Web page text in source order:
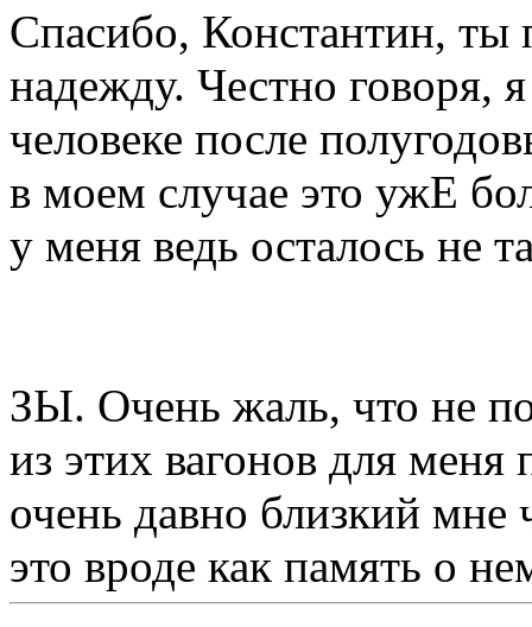
Спасибо, Константин, ты
надежду. Честно говоря,
человеке после
в моем случае это ужЕ
у меня ведь осталось не
ЗЫ. Очень жаль, что не
из этих вагонов для
очень давно близкий
это вроде как память о